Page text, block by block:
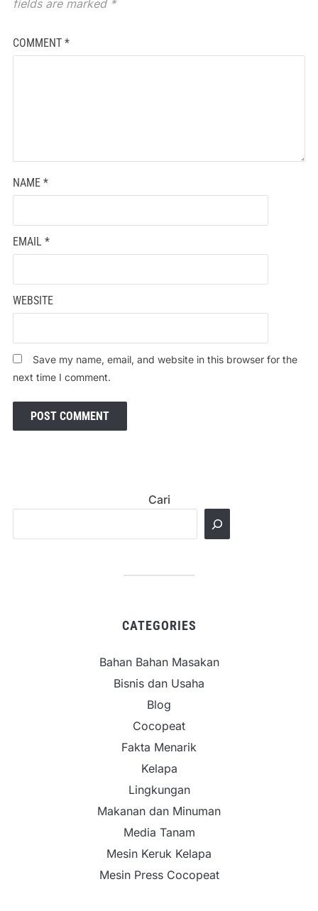
fields are marked *
COMMENT *
NAME *
EMAIL *
WEBSITE
Save my name, email, and website in this browser for the
next time I comment.
Cari
CATEGORIES
Bahan Bahan Masakan
Bisnis dan Usaha
Blog
Cocopeat
Fakta Menarik
Kelapa
Lingkungan
Makanan dan Minuman
Media Tanam
Mesin Keruk Kelapa
Mesin Press Cocopeat